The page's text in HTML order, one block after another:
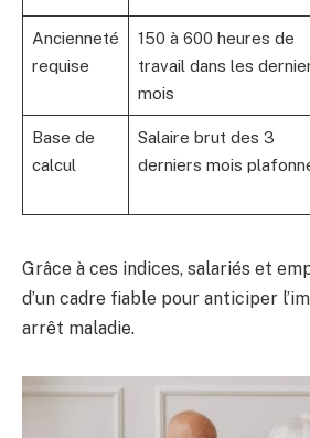
Ancienneté
requise
150 à 600 heures de
travail dans les
mois
Base de
calcul
Salaire brut des 3
derniers mois
Grâce à ces indices, salariés et
d’un cadre fiable pour anticiper
arrêt maladie.